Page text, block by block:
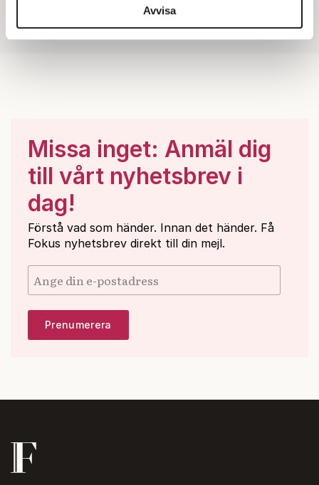
information från din enhet till de sociala medier och
annons- och analysföretag som vi samarbetar med.
Dessa kan i sin tur kombinera informationen med annan
Avvisa
Missa inget: Anmäl dig
till vårt nyhetsbrev i
dag!
Förstå vad som händer. Innan det händer. Få
Fokus nyhetsbrev direkt till din mejl.